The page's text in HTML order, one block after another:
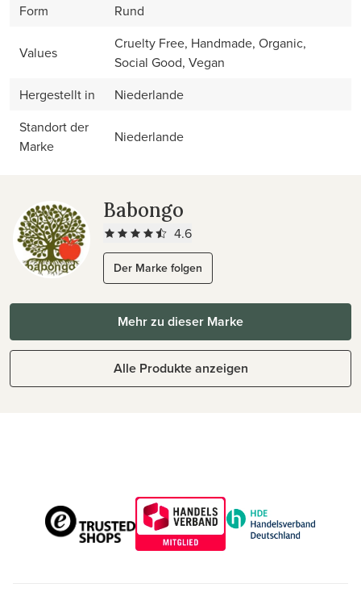
Form
Rund
Values
Cruelty Free, Handmade, Organic,
Social Good, Vegan
Hergestellt in
Niederlande
Standort der
Marke
Niederlande
Babongo
4.6
Der Marke folgen
Mehr zu dieser Marke
Alle Produkte anzeigen